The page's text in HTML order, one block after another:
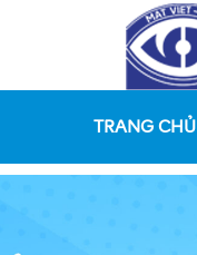
TRANG CHỦ